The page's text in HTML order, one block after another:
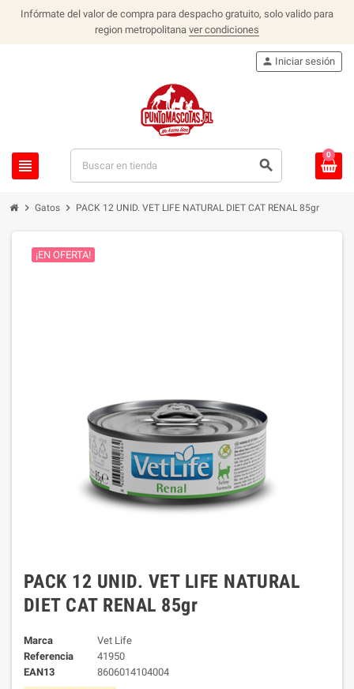
Infórmate del valor de compra para despacho gratuito, solo valido para
region metropolitana ver condiciones
view_headline search
person Iniciar sesión
0
chevron_right Gatos chevron_right PACK 12 UNID. VET LIFE NATURAL DIET CAT RENAL 85gr
¡EN OFERTA!
PACK 12 UNID. VET LIFE NATURAL
DIET CAT RENAL 85gr
Marca
Vet Life
Referencia
41950
EAN13
8606014104004